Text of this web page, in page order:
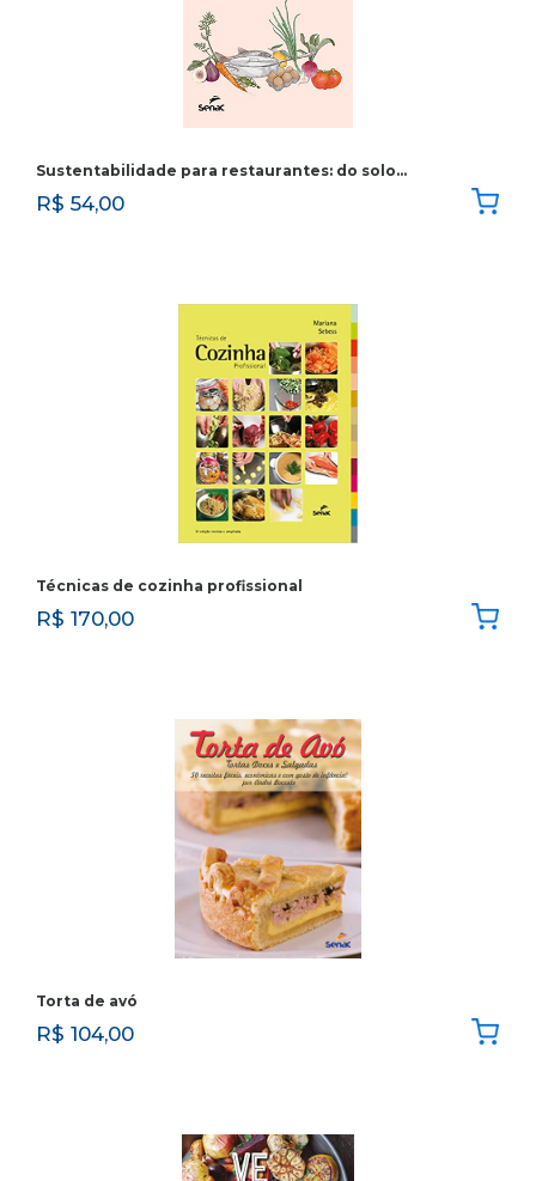
Sustentabilidade para restaurantes: do solo…
R$ 54,00
Técnicas de cozinha profissional
R$ 170,00
Torta de avó
R$ 104,00